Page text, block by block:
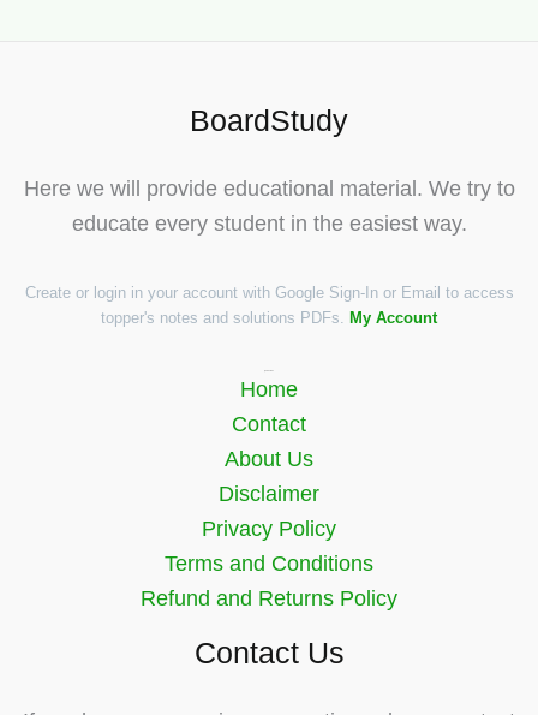
BoardStudy
Here we will provide educational material. We try to
educate every student in the easiest way.
Create or login in your account with Google Sign-In or Email to access
topper's notes and solutions PDFs.
My Account
Home
Contact
About Us
Disclaimer
Privacy Policy
Terms and Conditions
Refund and Returns Policy
Contact Us